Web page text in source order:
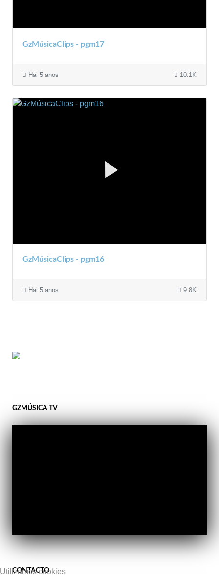
GzMúsicaClips - pgm17
Hai 5 anos 10.1K
GzMúsicaClips - pgm16
Hai 5 anos 9.8K
GZMÚSICA TV
CONTACTO
Utilizamos cookies